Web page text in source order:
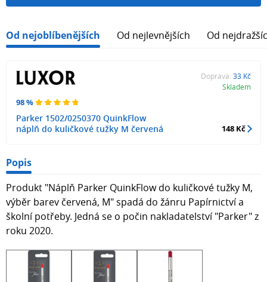
Od nejoblíbenějších Od nejlevnějších Od
98 %
Parker 1502/0250370 QuinkFlow
náplň do kuličkové tužky M červená
Doprava: 33 Kč
Skladem
148 Kč
Popis
Produkt "Náplň Parker QuinkFlow do kuličkové tužky M,
výběr barev červená, M" spadá do žánru Papírnictví a
školní potřeby. Jedná se o počin nakladatelství "Parker" z
roku 2020.